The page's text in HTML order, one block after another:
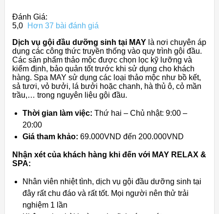
Đánh Giá:
5,0
Hơn 37 bài đánh giá
Dịch vụ gội đầu dưỡng sinh tại MAY là nơi chuyên áp
dụng các công thức truyền thống vào quy trình gội đầu.
Các sản phẩm thảo mộc được chọn lọc kỹ lưỡng và
kiểm định, bảo quản tốt trước khi sử dụng cho khách
hàng. Spa MAY sử dụng các loại thảo mộc như bồ kết,
sả tươi, vỏ bưởi, lá bưởi hoặc chanh, hà thủ ô, cỏ mần
trầu,… trong nguyên liệu gội đầu.
Thời gian làm việc: Thứ hai – Chủ nhật: 9:00 –
20:00
Giá tham khảo: 69.000VND đến 200.000VND
Nhận xét của khách hàng khi đến với MAY RELAX &
SPA:
Nhân viên nhiệt tình, dịch vụ gội đầu dưỡng sinh tại
đây rất chu đáo và rất tốt. Mọi người nên thử trải
nghiệm 1 lần